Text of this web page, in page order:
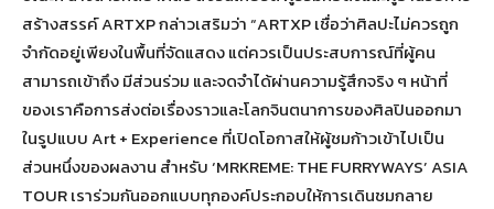
สร้างสรรค์ ARTXP กล่าวเสริมว่า “ARTXP เชื่อว่าศิลปะไม่ควรถูก
จำกัดอยู่เพียงในพื้นที่จัดแสดง แต่ควรเป็นประสบการณ์ที่ผู้คน
สามารถเข้าถึง มีส่วนร่วม และจดจำได้ผ่านความรู้สึกจริง ๆ หน้าที่
ของเราคือการส่งต่อเรื่องราวและโลกจินตนาการของศิลปินออกมา
ในรูปแบบ Art + Experience ที่เปิดโอกาสให้ผู้ชมก้าวเข้าไปเป็น
ส่วนหนึ่งของผลงาน สำหรับ ‘MRKREME: THE FURRYWAYS’ ASIA
TOUR เราร่วมกันออกแบบทุกองค์ประกอบให้การเดินชมกลาย